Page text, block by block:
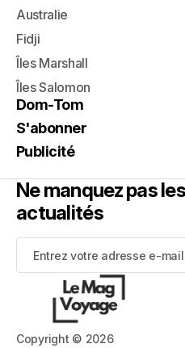
Copyright © 2026
Australie
Fidji
Îles Marshall
Îles Salomon
Dom-Tom
S'abonner
Publicité
Ne manquez pas
actualités